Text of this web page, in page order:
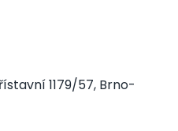
1179/57, Brno-